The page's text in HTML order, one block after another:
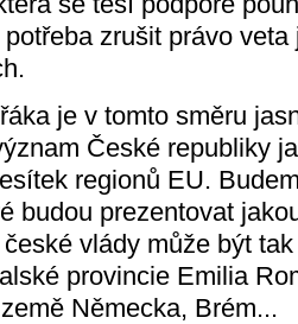
zrušit právo
je v tomto směru
České republiky
regionů EU.
budou prezentovat
vlády může být
provincie Emilia
Německa, Brém...